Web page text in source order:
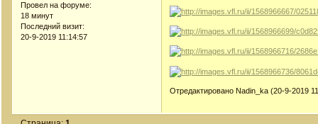
Провел на форуме:
18 минут
Последний визит:
20-9-2019 11:14:57
Отредактировано Nadin_ka (20-9-2019